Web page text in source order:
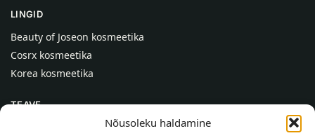
Nõusoleku haldamine
LINGID
Beauty of Joseon kosmeetika
Cosrx kosmeetika
Korea kosmeetika
TEAVE